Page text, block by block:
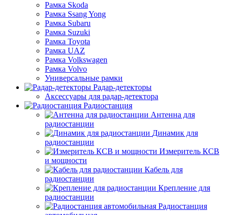
Рамка Skoda
Рамка Ssang Yong
Рамка Subaru
Рамка Suzuki
Рамка Toyota
Рамка UAZ
Рамка Volkswagen
Рамка Volvo
Универсальные рамки
Радар-детекторы
Аксессуары для радар-детектора
Радиостанция
Антенна для
радиостанции
Динамик для
радиостанции
Измеритель КСВ
и мощности
Кабель для
радиостанции
Крепление для
радиостанции
Радиостанция